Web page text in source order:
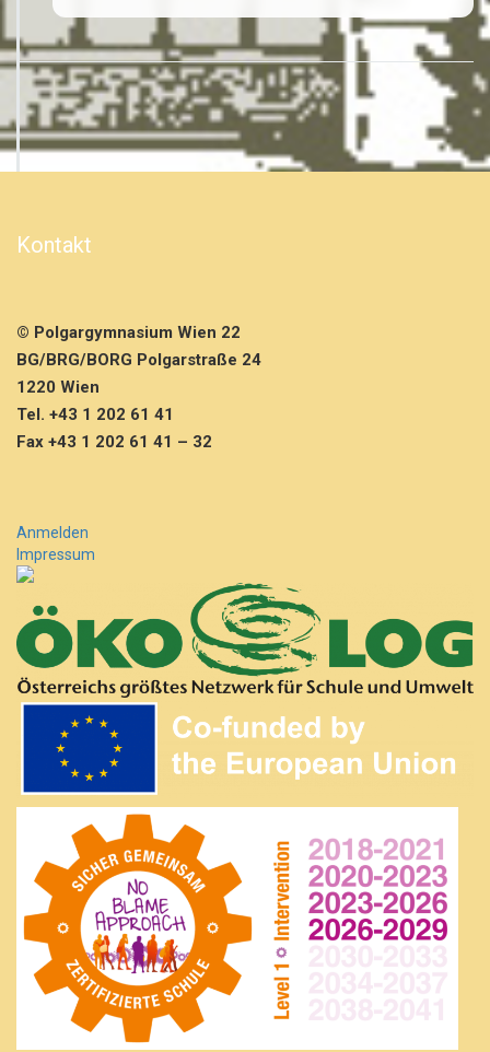
Kontakt
© Polgargymnasium Wien 22
BG/BRG/BORG Polgarstraße 24
1220 Wien
Tel. +43 1 202 61 41
Fax +43 1 202 61 41 – 32
Anmelden
Impressum